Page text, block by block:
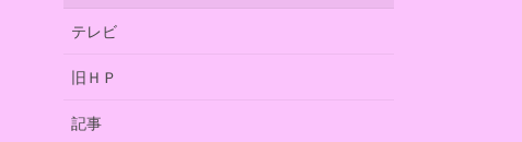
テレビ
旧ＨＰ
記事